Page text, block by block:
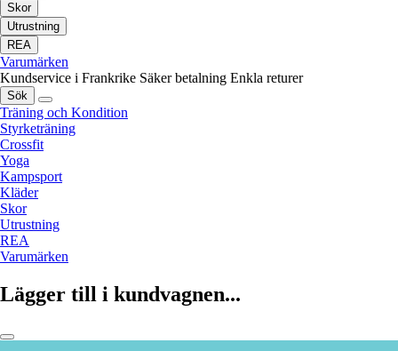
Skor
Utrustning
REA
Varumärken
Kundservice i Frankrike Säker betalning Enkla returer
Sök
Träning och Kondition
Styrketräning
Crossfit
Yoga
Kampsport
Kläder
Skor
Utrustning
REA
Varumärken
Lägger till i kundvagnen...